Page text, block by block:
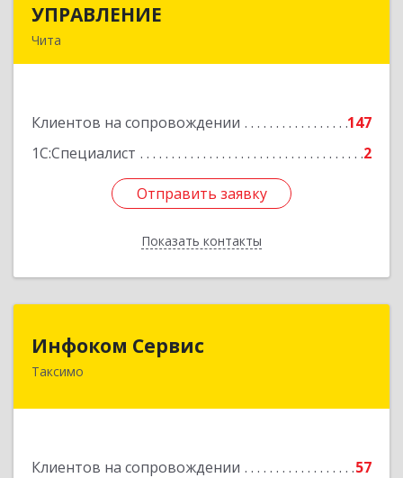
УПРАВЛЕНИЕ
Чита
Клиентов на сопровождении
147
1С:Специалист
2
Отправить заявку
Показать контакты
Подробнее
Отправить заявку
Назад
Инфоком Сервис
Таксимо
Клиентов на сопровождении 57
671560, Республика Бурятия, Муйский р-н, пгт.